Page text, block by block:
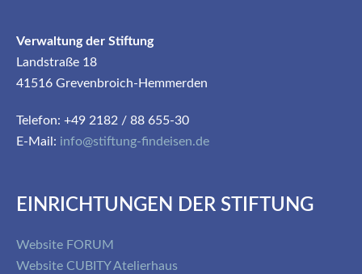
Verwaltung der Stiftung
Landstraße 18
41516 Grevenbroich-Hemmerden
Telefon: +49 2182 / 88 655-30
E-Mail: info@stiftung-findeisen.de
EINRICHTUNGEN DER STIFTUNG
Website FORUM
Website CUBITY Atelierhaus